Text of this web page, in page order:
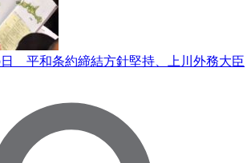
日 平和条約締結方針堅持、上川外務大臣